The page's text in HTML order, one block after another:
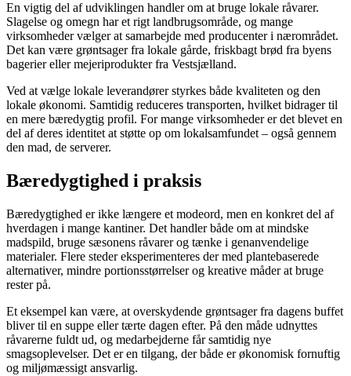
En vigtig del af udviklingen handler om at bruge lokale råvarer.
Slagelse og omegn har et rigt landbrugsområde, og mange
virksomheder vælger at samarbejde med producenter i nærområdet.
Det kan være grøntsager fra lokale gårde, friskbagt brød fra byens
bagerier eller mejeriprodukter fra Vestsjælland.
Ved at vælge lokale leverandører styrkes både kvaliteten og den
lokale økonomi. Samtidig reduceres transporten, hvilket bidrager til
en mere bæredygtig profil. For mange virksomheder er det blevet en
del af deres identitet at støtte op om lokalsamfundet – også gennem
den mad, de serverer.
Bæredygtighed i praksis
Bæredygtighed er ikke længere et modeord, men en konkret del af
hverdagen i mange kantiner. Det handler både om at mindske
madspild, bruge sæsonens råvarer og tænke i genanvendelige
materialer. Flere steder eksperimenteres der med plantebaserede
alternativer, mindre portionsstørrelser og kreative måder at bruge
rester på.
Et eksempel kan være, at overskydende grøntsager fra dagens buffet
bliver til en suppe eller tærte dagen efter. På den måde udnyttes
råvarerne fuldt ud, og medarbejderne får samtidig nye
smagsoplevelser. Det er en tilgang, der både er økonomisk fornuftig
og miljømæssigt ansvarlig.